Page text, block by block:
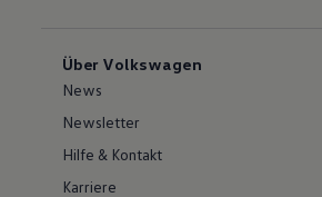
Über Volkswagen
News
Newsletter
Hilfe & Kontakt
Karriere